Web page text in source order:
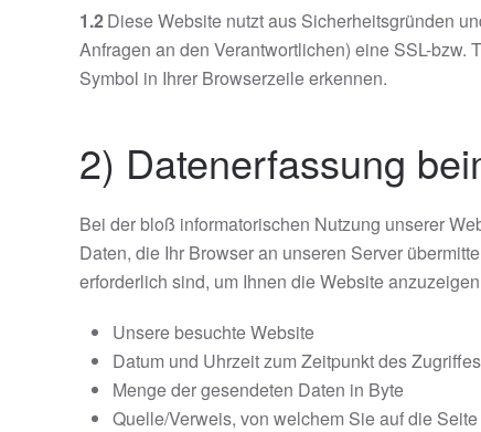
1.2Diese Website nutzt aus Sicherheitsgründen
Anfragen an den Verantwortlichen) eine SSL-bzw.
Symbol in Ihrer Browserzeile erkennen.
2) Datenerfassung
Bei der bloß informatorischen Nutzung unserer
Daten, die Ihr Browser an unseren Server
erforderlich sind, um Ihnen die Website
Unsere besuchte Website
Datum und Uhrzeit zum Zeitpunkt des Zugriffes
Menge der gesendeten Daten in Byte
Quelle/Verweis, von welchem Sie auf die